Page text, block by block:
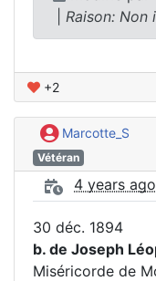
Raison: Non
+2
Marcotte_S
Vétéran
4 years ago
30 déc. 1894
b. de Joseph
Miséricorde de